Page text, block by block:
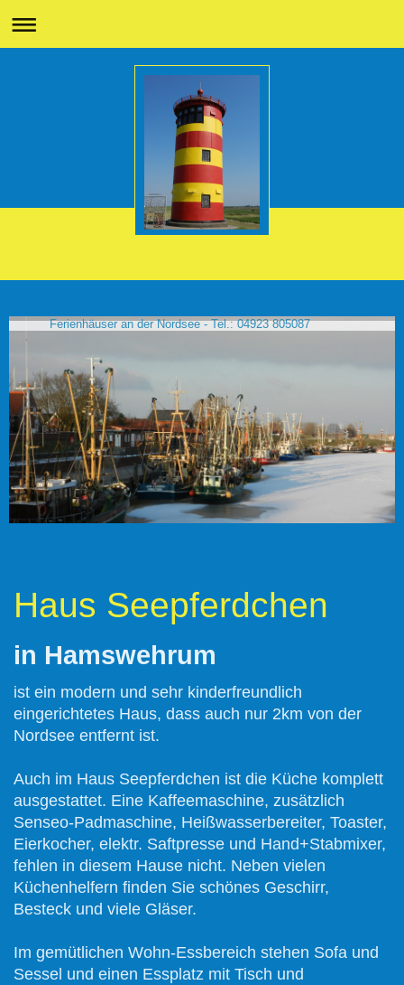
Ferienhäuser an der Nordsee - Tel.: 04923 805087
Haus Seepferdchen
in Hamswehrum
ist ein modern und sehr kinderfreundlich
eingerichtetes Haus, dass auch nur 2km von der
Nordsee entfernt ist.
Auch im Haus Seepferdchen ist die Küche komplett
ausgestattet. Eine Kaffeemaschine, zusätzlich
Senseo-Padmaschine, Heißwasserbereiter, Toaster,
Eierkocher, elektr. Saftpresse und Hand+Stabmixer,
fehlen in diesem Hause nicht. Neben vielen
Küchenhelfern finden Sie schönes Geschirr,
Besteck und viele Gläser.
Im gemütlichen Wohn-Essbereich stehen Sofa und
Sessel und einen Essplatz mit Tisch und